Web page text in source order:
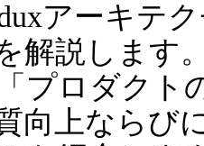
アーキテ
解説します
「プロダク
向上ならび